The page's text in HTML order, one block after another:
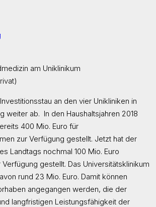
am Uniklinikum
an den vier Unikliniken in
weiter ab. In den Haushaltsjahren 2018
400 Mio. Euro für
zur Verfügung gestellt. Jetzt hat der
Landtags nochmal 100 Mio. Euro
gestellt. Das Universitätsklinikum
rund 23 Mio. Euro. Damit können
angegangen werden, die der
langfristigen Leistungsfähigkeit der